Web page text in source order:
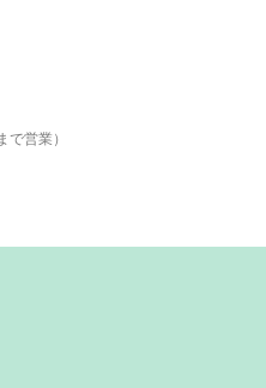
営業）